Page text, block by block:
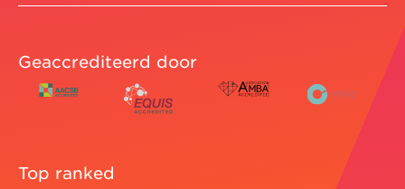
Geaccrediteerd door
Top ranked